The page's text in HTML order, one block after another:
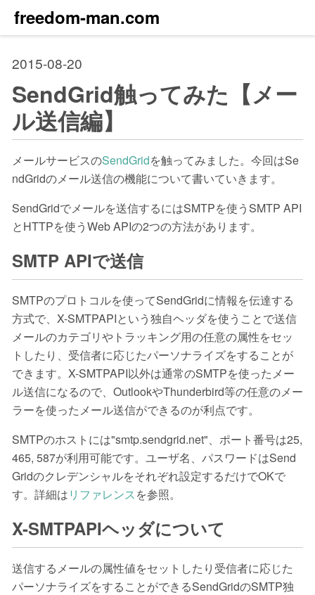
freedom-man.com
2015-08-20
SendGrid触ってみた【メー
ル送信編】
メールサービスのSendGridを触ってみました。今回はSe
ndGridのメール送信の機能について書いていきます。
SendGridでメールを送信するにはSMTPを使うSMTP API
とHTTPを使うWeb APIの2つの方法があります。
SMTP APIで送信
SMTPのプロトコルを使ってSendGridに情報を伝達する
方式で、X-SMTPAPIという独自ヘッダを使うことで送信
メールのカテゴリやトラッキング用の任意の属性をセッ
トしたり、受信者に応じたパーソナライズをすることが
できます。X-SMTPAPI以外は通常のSMTPを使ったメー
ル送信になるので、OutlookやThunderbird等の任意のメー
ラーを使ったメール送信ができるのが利点です。
SMTPのホストには"smtp.sendgrid.net"、ポート番号は25,
465, 587が利用可能です。ユーザ名、パスワードはSend
Gridのクレデンシャルをそれぞれ設定するだけでOKで
す。詳細はリファレンスを参照。
X-SMTPAPIヘッダについて
送信するメールの属性値をセットしたり受信者に応じた
パーソナライズをすることができるSendGridのSMTP独